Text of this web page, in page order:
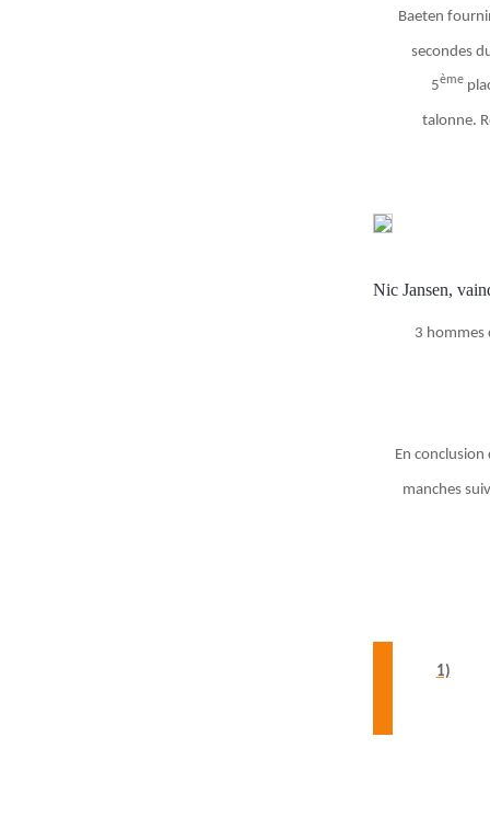
Baeten
secondes
5ème
talonne.
Nic Jansen,
3 hommes
En
manches
1)